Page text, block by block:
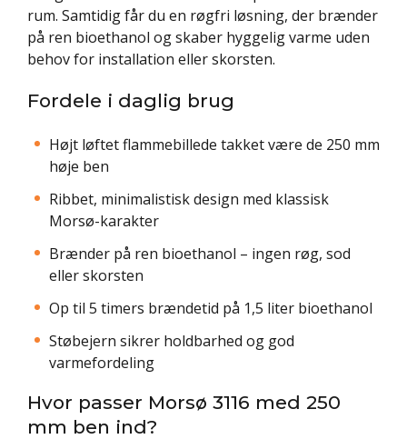
rum. Samtidig får du en røgfri løsning, der brænder
på ren bioethanol og skaber hyggelig varme uden
behov for installation eller skorsten.
Fordele i daglig brug
Højt løftet flammebillede takket være de 250 mm
høje ben
Ribbet, minimalistisk design med klassisk
Morsø-karakter
Brænder på ren bioethanol – ingen røg, sod
eller skorsten
Op til 5 timers brændetid på 1,5 liter bioethanol
Støbejern sikrer holdbarhed og god
varmefordeling
Hvor passer Morsø 3116 med 250
mm ben ind?